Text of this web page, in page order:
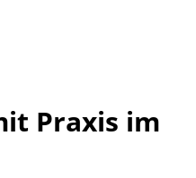
Praxis im